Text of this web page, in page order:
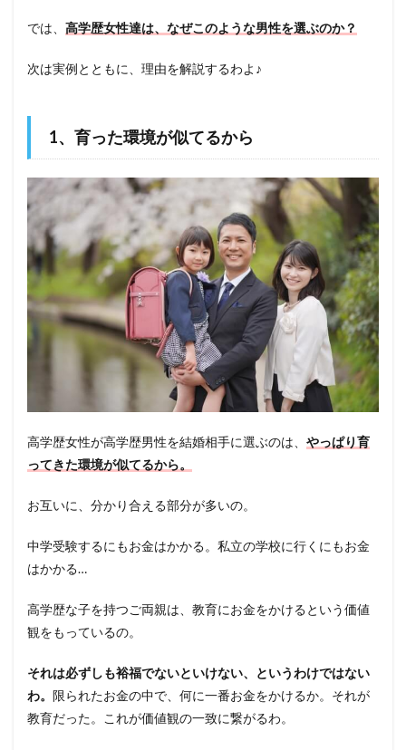
では、 高学歴女性達は、なぜこのような男性を選ぶのか？
次は実例とともに、理由を解説するわよ♪
1、育った環境が似てるから
高学歴女性が高学歴男性を結婚相手に選ぶのは、 やっぱり育
ってきた環境が似てるから。
お互いに、分かり合える部分が多いの。
中学受験するにもお金はかかる。私立の学校に行くにもお金
はかかる…
高学歴な子を持つご両親は、教育にお金をかけるという価値
観をもっているの。
それは必ずしも裕福でないといけない、というわけではない
わ。 限られたお金の中で、何に一番お金をかけるか。それが
教育だった。これが価値観の一致に繋がるわ。